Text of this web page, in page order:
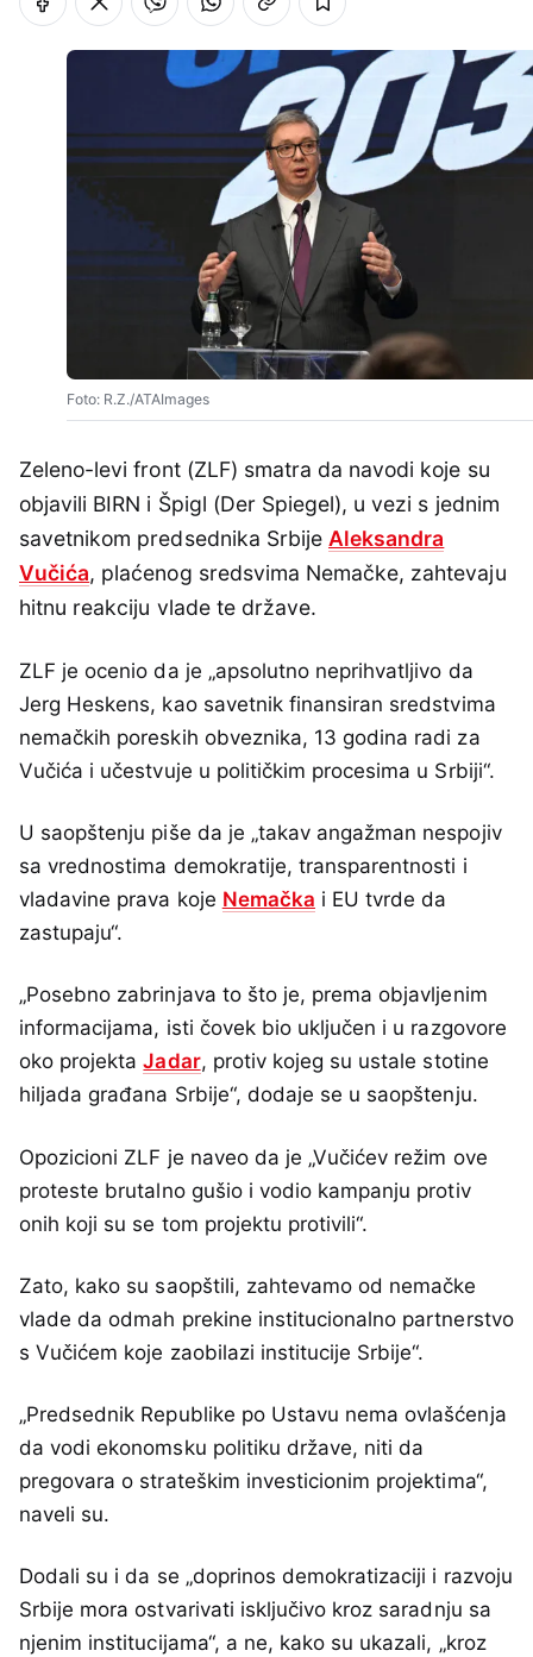
Foto: R.Z./ATAImages
Zeleno-levi front (ZLF) smatra da navodi koje su
objavili BIRN i Špigl (Der Spiegel), u vezi s jednim
savetnikom predsednika Srbije Aleksandra
Vučića, plaćenog sredsvima Nemačke, zahtevaju
hitnu reakciju vlade te države.
ZLF je ocenio da je „apsolutno neprihvatljivo da
Jerg Heskens, kao savetnik finansiran sredstvima
nemačkih poreskih obveznika, 13 godina radi za
Vučića i učestvuje u političkim procesima u Srbiji“.
U saopštenju piše da je „takav angažman nespojiv
sa vrednostima demokratije, transparentnosti i
vladavine prava koje Nemačka i EU tvrde da
zastupaju“.
„Posebno zabrinjava to što je, prema objavljenim
informacijama, isti čovek bio uključen i u razgovore
oko projektaJadar, protiv kojeg su ustale stotine
hiljada građana Srbije“, dodaje se u saopštenju.
Opozicioni ZLF je naveo da je „Vučićev režim ove
proteste brutalno gušio i vodio kampanju protiv
onih koji su se tom projektu protivili“.
Zato, kako su saopštili, zahtevamo od nemačke
vlade da odmah prekine institucionalno partnerstvo
s Vučićem koje zaobilazi institucije Srbije“.
„Predsednik Republike po Ustavu nema ovlašćenja
da vodi ekonomsku politiku države, niti da
pregovara o strateškim investicionim projektima“,
naveli su.
Dodali su i da se „doprinos demokratizaciji i razvoju
Srbije mora ostvarivati isključivo kroz saradnju sa
njenim institucijama“, a ne, kako su ukazali, „kroz